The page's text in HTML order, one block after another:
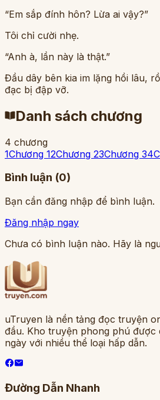
“Em sắp đính hôn? Lừa ai vậy?”
Tôi chỉ cười nhẹ.
“Anh à, lần này là thật.”
Đầu dây bên kia im lặng hồi lâu,
đạc bị đập vỡ.
Danh sách chương
4 chương
1Chương 12Chương 23Chương 34
Bình luận (0)
Bạn cần đăng nhập để bình luận.
Đăng nhập ngay
Chưa có bình luận nào. Hãy là
uTruyen là nền tảng đọc truyện
đầu. Kho truyện phong phú được
ngày với nhiều thể loại hấp dẫn.
Đường Dẫn Nhanh